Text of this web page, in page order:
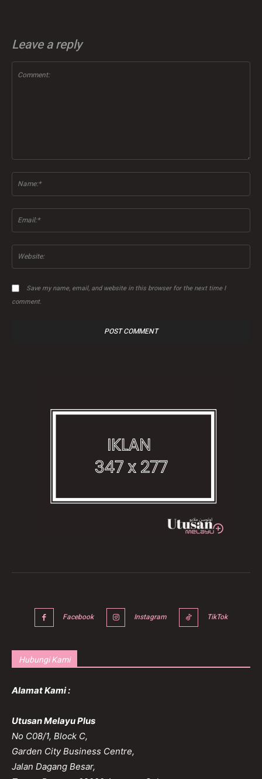
Leave a reply
Save my name, email, and website in this browser for the next time I
comment.
Facebook Instagram TikTok
Hubungi Kami
Alamat Kami :
Utusan Melayu Plus
No C08/1, Block C,
Garden City Business Centre,
Jalan Dagang Besar,